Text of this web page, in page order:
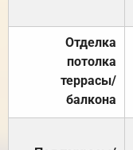
Отделка
потолка
террасы/
балкона